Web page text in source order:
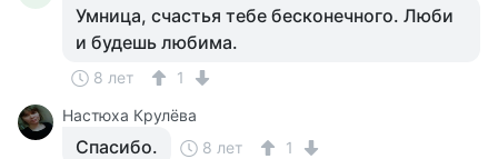
Умница, счастья тебе бесконечного. Люби
и будешь любима.
8 лет
1
Настюха Крулёва
Спасибо. 8 лет 1